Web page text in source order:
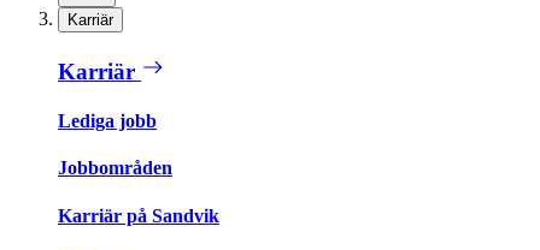
Karriär
Karriär
Lediga jobb
Jobbområden
Karriär på Sandvik